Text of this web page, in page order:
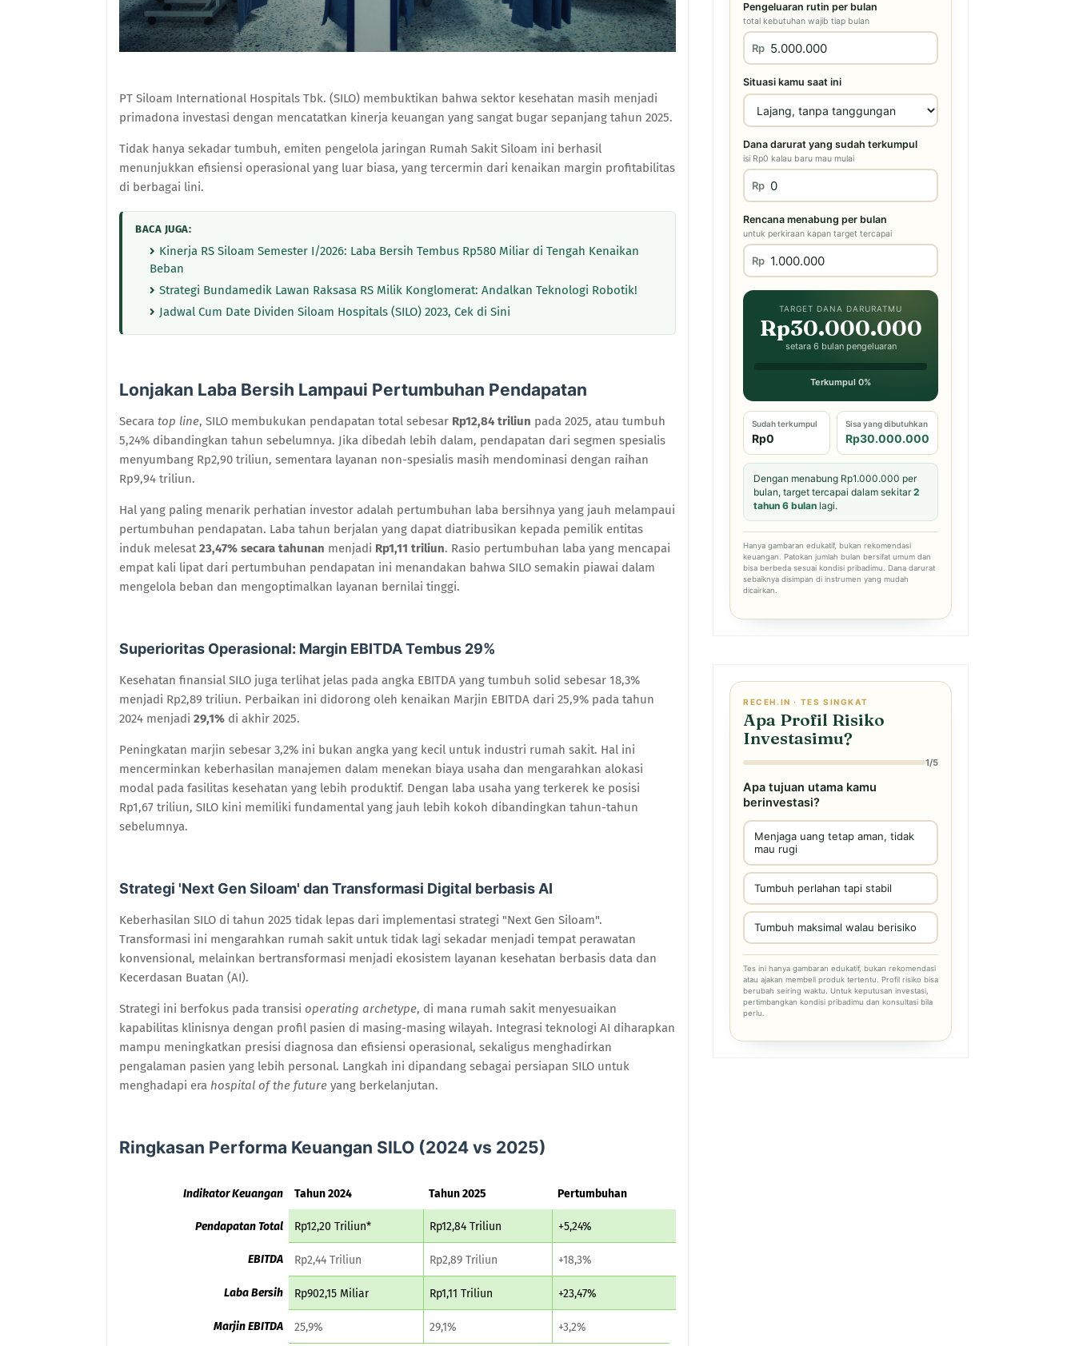
PT Siloam International Hospitals Tbk. (SILO) membuktikan bahwa sektor kesehatan masih menjadi
primadona investasi dengan mencatatkan kinerja keuangan yang sangat bugar sepanjang tahun 2025.
Tidak hanya sekadar tumbuh, emiten pengelola jaringan Rumah Sakit Siloam ini berhasil
menunjukkan efisiensi operasional yang luar biasa, yang tercermin dari kenaikan margin profitabilitas
di berbagai lini.
BACA JUGA:
Kinerja RS Siloam Semester I/2026: Laba Bersih Tembus Rp580 Miliar di Tengah Kenaikan
Beban
Strategi Bundamedik Lawan Raksasa RS Milik Konglomerat: Andalkan Teknologi Robotik!
Jadwal Cum Date Dividen Siloam Hospitals (SILO) 2023, Cek di Sini
Lonjakan Laba Bersih Lampaui Pertumbuhan Pendapatan
Secara top line, SILO membukukan pendapatan total sebesar Rp12,84 triliun pada 2025, atau tumbuh
5,24% dibandingkan tahun sebelumnya. Jika dibedah lebih dalam, pendapatan dari segmen spesialis
menyumbang Rp2,90 triliun, sementara layanan non-spesialis masih mendominasi dengan raihan
Rp9,94 triliun.
Hal yang paling menarik perhatian investor adalah pertumbuhan laba bersihnya yang jauh melampaui
pertumbuhan pendapatan. Laba tahun berjalan yang dapat diatribusikan kepada pemilik entitas
induk melesat 23,47% secara tahunan menjadi Rp1,11 triliun. Rasio pertumbuhan laba yang mencapai
empat kali lipat dari pertumbuhan pendapatan ini menandakan bahwa SILO semakin piawai dalam
mengelola beban dan mengoptimalkan layanan bernilai tinggi.
Superioritas Operasional: Margin EBITDA Tembus 29%
Kesehatan finansial SILO juga terlihat jelas pada angka EBITDA yang tumbuh solid sebesar 18,3%
menjadi Rp2,89 triliun. Perbaikan ini didorong oleh kenaikan Marjin EBITDA dari 25,9% pada tahun
2024 menjadi 29,1% di akhir 2025.
Peningkatan marjin sebesar 3,2% ini bukan angka yang kecil untuk industri rumah sakit. Hal ini
mencerminkan keberhasilan manajemen dalam menekan biaya usaha dan mengarahkan alokasi
modal pada fasilitas kesehatan yang lebih produktif. Dengan laba usaha yang terkerek ke posisi
Rp1,67 triliun, SILO kini memiliki fundamental yang jauh lebih kokoh dibandingkan tahun-tahun
sebelumnya.
Strategi 'Next Gen Siloam' dan Transformasi Digital berbasis AI
Keberhasilan SILO di tahun 2025 tidak lepas dari implementasi strategi "Next Gen Siloam".
Transformasi ini mengarahkan rumah sakit untuk tidak lagi sekadar menjadi tempat perawatan
konvensional, melainkan bertransformasi menjadi ekosistem layanan kesehatan berbasis data dan
Kecerdasan Buatan (AI).
Strategi ini berfokus pada transisi operating archetype, di mana rumah sakit menyesuaikan
kapabilitas klinisnya dengan profil pasien di masing-masing wilayah. Integrasi teknologi AI diharapkan
mampu meningkatkan presisi diagnosa dan efisiensi operasional, sekaligus menghadirkan
pengalaman pasien yang lebih personal. Langkah ini dipandang sebagai persiapan SILO untuk
menghadapi era hospital of the future yang berkelanjutan.
Ringkasan Performa Keuangan SILO (2024 vs 2025)
Indikator Keuangan Tahun 2024 Tahun 2025 Pertumbuhan
Pendapatan Total Rp12,20 Triliun* Rp12,84 Triliun +5,24%
EBITDA Rp2,44 Triliun Rp2,89 Triliun +18,3%
Laba Bersih Rp902,15 Miliar Rp1,11 Triliun +23,47%
Marjin EBITDA 25,9% 29,1% +3,2%
Pengeluaran rutin per bulan
total kebutuhan wajib tiap bulan
Rp
Situasi kamu saat ini
Dana darurat yang sudah terkumpul
isi Rp0 kalau baru mau mulai
Rp
Rencana menabung per bulan
untuk perkiraan kapan target tercapai
Rp
TARGET DANA DARURATMU
Rp30.000.000
setara 6 bulan pengeluaran
Terkumpul 0%
Sudah terkumpul
Rp0
Sisa yang dibutuhkan
Rp30.000.000
Dengan menabung Rp1.000.000 per
bulan, target tercapai dalam sekitar2
tahun 6 bulan lagi.
Hanya gambaran edukatif, bukan rekomendasi
keuangan. Patokan jumlah bulan bersifat umum dan
bisa berbeda sesuai kondisi pribadimu. Dana darurat
sebaiknya disimpan di instrumen yang mudah
dicairkan.
RECEH.IN · TES SINGKAT
Apa Profil Risiko
Investasimu?
1/5
Apa tujuan utama kamu
berinvestasi?
Menjaga uang tetap aman, tidak
mau rugi
Tumbuh perlahan tapi stabil
Tumbuh maksimal walau berisiko
Tes ini hanya gambaran edukatif, bukan rekomendasi
atau ajakan membeli produk tertentu. Profil risiko bisa
berubah seiring waktu. Untuk keputusan investasi,
pertimbangkan kondisi pribadimu dan konsultasi bila
perlu.